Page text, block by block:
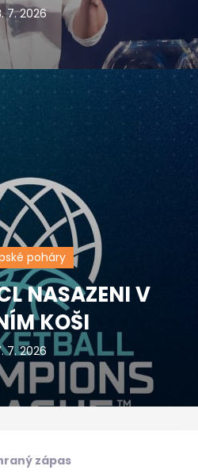
7. 2026
poháry
NASAZENI V
KOŠI
7. 2026
zápas